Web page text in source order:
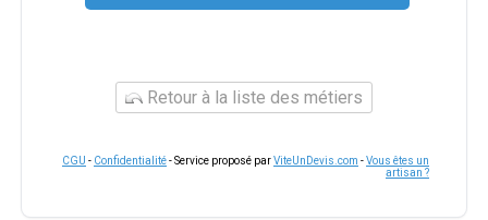
Retour à la liste des métiers
CGU - Confidentialité- Service proposé parViteUnDevis.com -Vous êtes un
artisan ?